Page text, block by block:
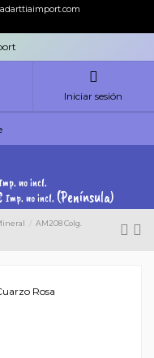
Iniciar sesión
no incl.
Imp. no incl. (Península)
AM208 Colg.